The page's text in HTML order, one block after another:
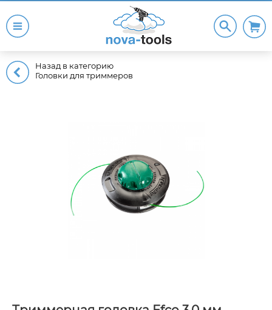
Назад в категорию
Головки для триммеров